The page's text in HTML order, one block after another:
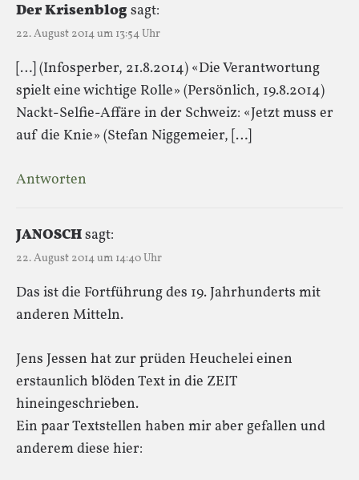
Der Krisenblogsagt:
22. August 2014 um 13:54 Uhr
[…] (Infosperber, 21.8.2014) «Die Verantwortung
spielt eine wichtige Rolle» (Persönlich, 19.8.2014)
Nackt-Selfie-Affäre in der Schweiz: «Jetzt muss er
auf die Knie» (Stefan Niggemeier, […]
Antworten
JANOSCHsagt:
22. August 2014 um 14:40 Uhr
Das ist die Fortführung des 19. Jahrhunderts mit
anderen Mitteln.
Jens Jessen hat zur prüden Heuchelei einen
erstaunlich blöden Text in die ZEIT
hineingeschrieben.
Ein paar Textstellen haben mir aber gefallen und
anderem diese hier: